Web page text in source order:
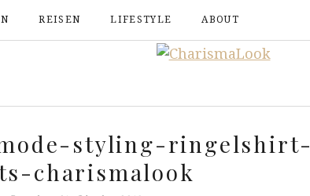
REISEN LIFESTYLE ABOUT
styling-ringelshirt-
charismalook